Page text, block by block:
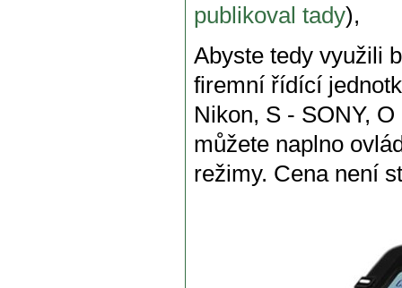
publikoval tady),
Abyste tedy využili
firemní řídící
Nikon, S - SONY,
můžete naplno
režimy. Cena není